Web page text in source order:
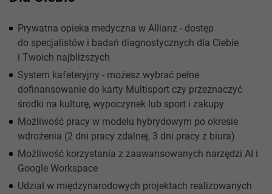
Prywatna opieka medyczna w Allianz - dostęp
do specjalistów i badań diagnostycznych dla Ciebie
i Twoich najbliższych
System kafeteryjny - możesz wybrać pełne
dofinansowanie do karty Multisport czy przeznaczyć
środki na kulturę, wypoczynek lub sport i zakupy
Możliwość pracy w modelu hybrydowym po okresie
wdrożenia (2 dni pracy zdalnej, 3 dni pracy z biura)
Możliwość korzystania z zaawansowanych narzędzi AI i
Google Workspace
Udział w międzynarodowych projektach realizowanych